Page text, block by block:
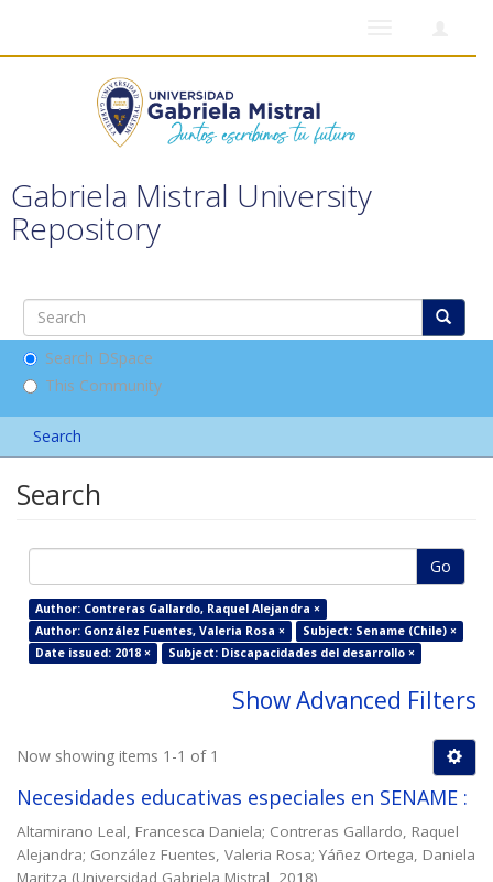
Gabriela Mistral University
Repository
Search DSpace
This Community
Search
Search
Go
Author: Contreras Gallardo, Raquel Alejandra ×
Author: González Fuentes, Valeria Rosa ×
Subject: Sename (Chile) ×
Date issued: 2018 ×
Subject: Discapacidades del desarrollo ×
Show Advanced Filters
Now showing items 1-1 of 1
Necesidades educativas especiales en SENAME :
Altamirano Leal, Francesca Daniela; Contreras Gallardo, Raquel
Alejandra; González Fuentes, Valeria Rosa; Yáñez Ortega, Daniela
Maritza (Universidad Gabriela Mistral, 2018)